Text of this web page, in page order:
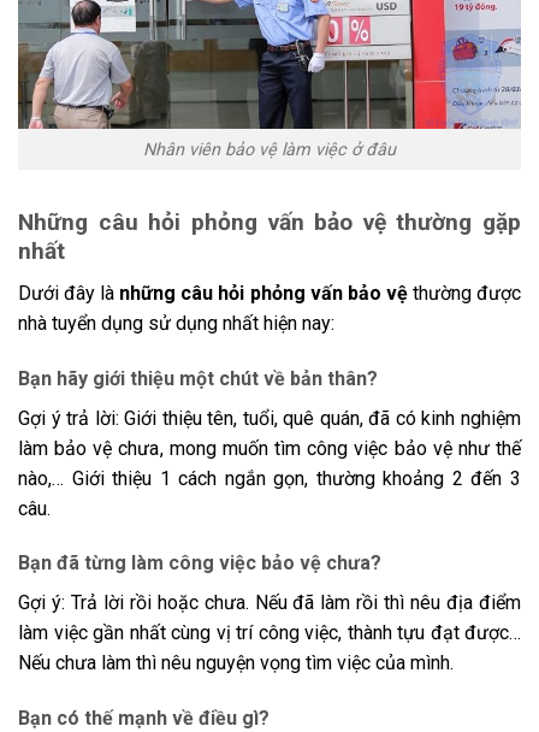
Nhân viên bảo vệ làm việc ở đâu
Những câu hỏi phỏng vấn bảo vệ thường gặp
nhất
Dưới đây là những câu hỏi phỏng vấn bảo vệthường được
nhà tuyển dụng sử dụng nhất hiện nay:
Bạn hãy giới thiệu một chút về bản thân?
Gợi ý trả lời: Giới thiệu tên, tuổi, quê quán, đã có kinh nghiệm
làm bảo vệ chưa, mong muốn tìm công việc bảo vệ như thế
nào,… Giới thiệu 1 cách ngắn gọn, thường khoảng 2 đến 3
câu.
Bạn đã từng làm công việc bảo vệ chưa?
Gợi ý: Trả lời rồi hoặc chưa. Nếu đã làm rồi thì nêu địa điểm
làm việc gần nhất cùng vị trí công việc, thành tựu đạt được…
Nếu chưa làm thì nêu nguyện vọng tìm việc của mình.
Bạn có thế mạnh về điều gì?